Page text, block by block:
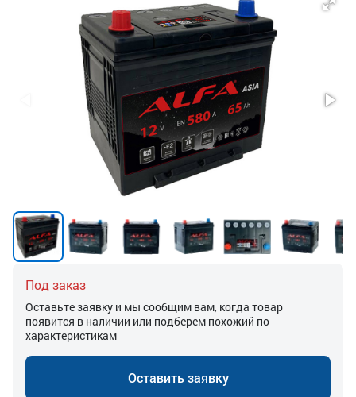
Под заказ
Оставьте заявку и мы сообщим вам, когда товар
появится в наличии или подберем похожий по
характеристикам
Оставить заявку